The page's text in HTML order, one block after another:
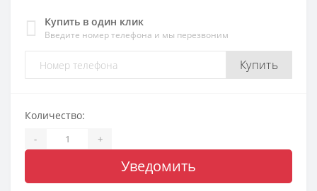
Купить в один клик
Введите номер телефона и мы перезвоним
Купить
Количество:
- +
Уведомить